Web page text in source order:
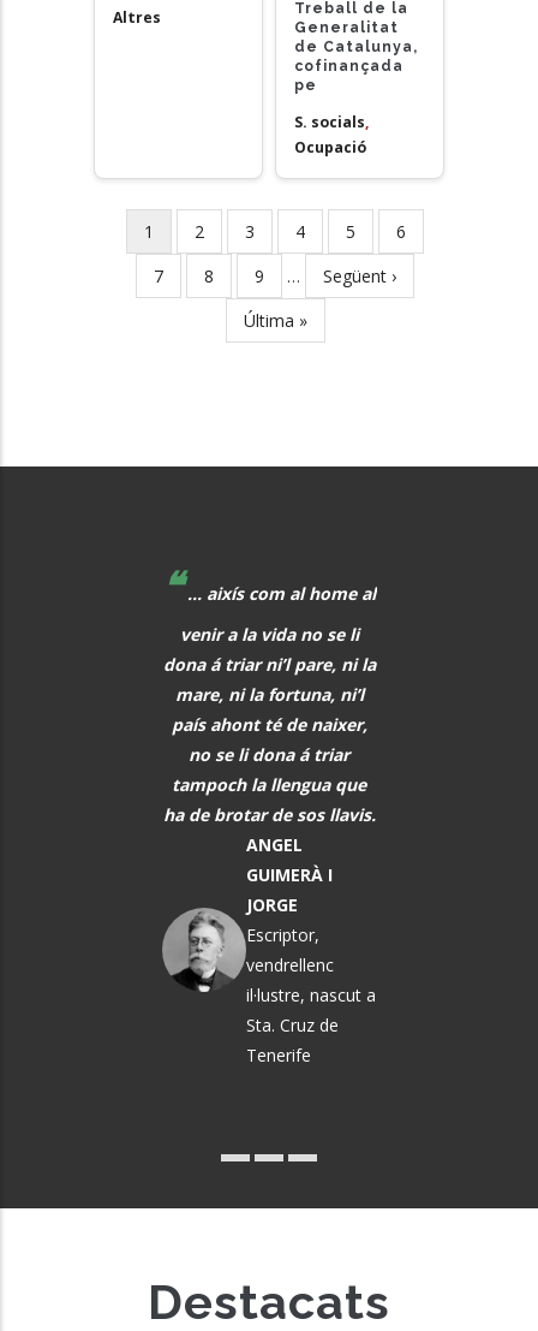
Altres
Treball de la
Generalitat
de Catalunya,
cofinançada
pe
S. socials,
Ocupació
Pagination
Current
page
1 Page
2 Page
3 Page
4 Page
5 Page
6
Page
7 Page
8 Page
9 …
Next
page
Següent ›
Last
page
Última »
❝... aixís com al home al
venir a la vida no se li
dona á triar ni’l pare, ni la
mare, ni la fortuna, ni’l
país ahont té de naixer,
no se li dona á triar
tampoch la llengua que
ha de brotar de sos llavis.
ANGEL
GUIMERÀ I
JORGE
Escriptor,
vendrellenc
il·lustre, nascut a
Sta. Cruz de
Tenerife
Destacats